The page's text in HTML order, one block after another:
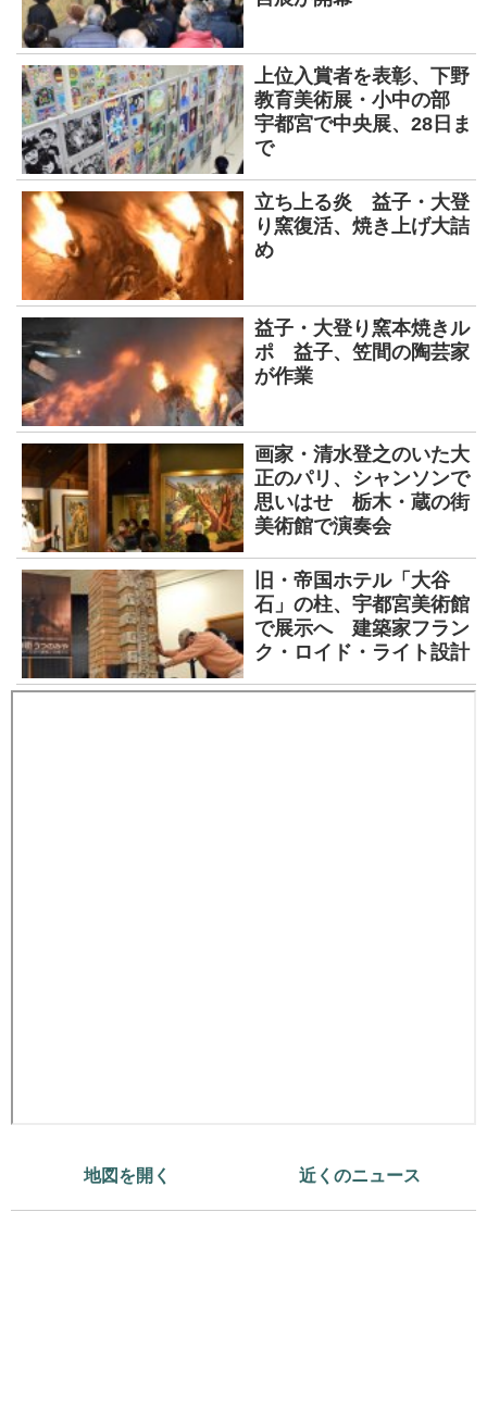
上位入賞者を表彰、下野
教育美術展・小中の部
宇都宮で中央展、28日ま
で
立ち上る炎 益子・大登
り窯復活、焼き上げ大詰
め
益子・大登り窯本焼きル
ポ 益子、笠間の陶芸家
が作業
画家・清水登之のいた大
正のパリ、シャンソンで
思いはせ 栃木・蔵の街
美術館で演奏会
旧・帝国ホテル「大谷
石」の柱、宇都宮美術館
で展示へ 建築家フラン
ク・ロイド・ライト設計
地図を開く 近くのニュース